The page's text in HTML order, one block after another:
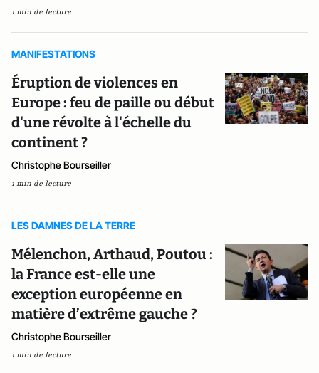
1 min de lecture
MANIFESTATIONS
Éruption de violences en
Europe : feu de paille ou début
d'une révolte à l'échelle du
continent ?
Christophe Bourseiller
1 min de lecture
LES DAMNES DE LA TERRE
Mélenchon, Arthaud, Poutou :
la France est-elle une
exception européenne en
matière d’extrême gauche ?
Christophe Bourseiller
1 min de lecture